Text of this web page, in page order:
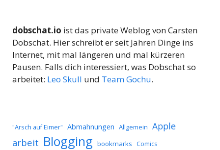
dobschat.io ist das private Weblog von Carsten
Dobschat. Hier schreibt er seit Jahren Dinge ins
Internet, mit mal längeren und mal kürzeren
Pausen. Falls dich interessiert, was Dobschat so
arbeitet: Leo Skull und Team Gochu.
"Arsch auf Eimer" Abmahnungen Allgemein Apple
arbeit Blogging bookmarks Comics